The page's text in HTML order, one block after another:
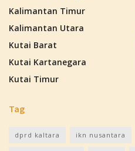
Kalimantan Timur
Kalimantan Utara
Kutai Barat
Kutai Kartanegara
Kutai Timur
Tag
dprd kaltara ikn nusantara